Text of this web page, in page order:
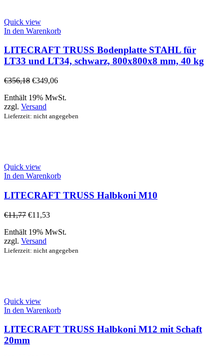
Quick view
In den Warenkorb
LITECRAFT TRUSS Bodenplatte STAHL für
LT33 und LT34, schwarz, 800x800x8 mm, 40 kg
€356,18 €349,06
Enthält 19% MwSt.
zzgl. Versand
Lieferzeit: nicht angegeben
Quick view
In den Warenkorb
LITECRAFT TRUSS Halbkoni M10
€11,77 €11,53
Enthält 19% MwSt.
zzgl. Versand
Lieferzeit: nicht angegeben
Quick view
In den Warenkorb
LITECRAFT TRUSS Halbkoni M12 mit Schaft
20mm